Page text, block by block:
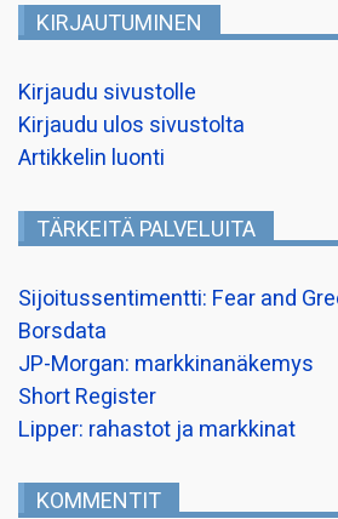
KIRJAUTUMINEN
Kirjaudu sivustolle
Kirjaudu ulos sivustolta
Artikkelin luonti
TÄRKEITÄ PALVELUITA
Sijoitussentimentti: Fear and
Borsdata
JP-Morgan: markkinanäkemys
Short Register
Lipper: rahastot ja markkinat
KOMMENTIT